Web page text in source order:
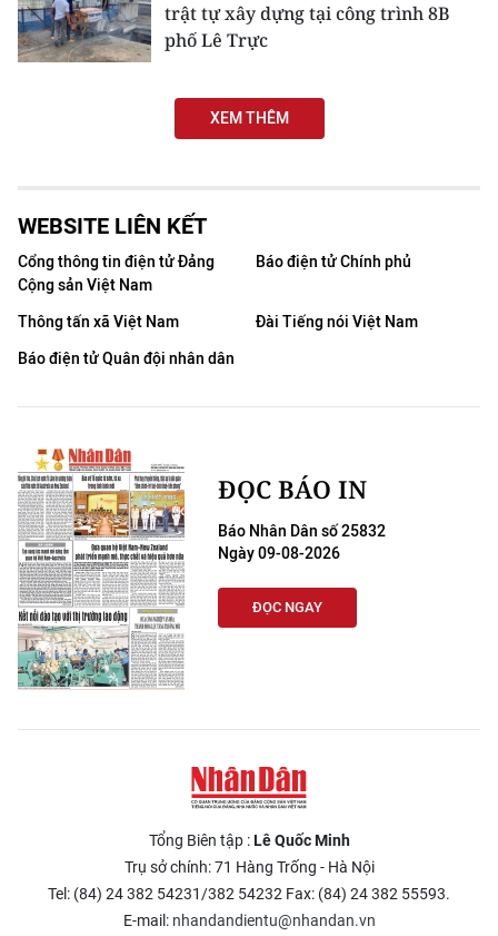
trật tự xây dựng tại công trình 8B
phố Lê Trực
XEM THÊM
WEBSITE LIÊN KẾT
Cổng thông tin điện tử Đảng
Cộng sản Việt Nam
Báo điện tử Chính phủ
Thông tấn xã Việt Nam
Đài Tiếng nói Việt Nam
Báo điện tử Quân đội nhân dân
ĐỌC BÁO IN
Báo Nhân Dân số 25832
Ngày 09-08-2026
ĐỌC NGAY
Tổng Biên tập :Lê Quốc Minh
Trụ sở chính: 71 Hàng Trống - Hà Nội
Tel: (84) 24 382 54231/382 54232 Fax: (84) 24 382 55593.
E-mail: nhandandientu@nhandan.vn